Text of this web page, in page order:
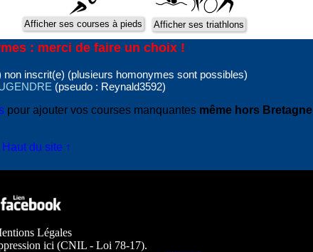
: merci de faire un choix !
non inscrit(e) (plusieurs homonymes sont possibles)
(pseudo : Reynald3592)
pour ajouter vos courses manquantes même hors Bretagne
Haut du site ↑
Légales
ici (CNIL - Loi 78-17).